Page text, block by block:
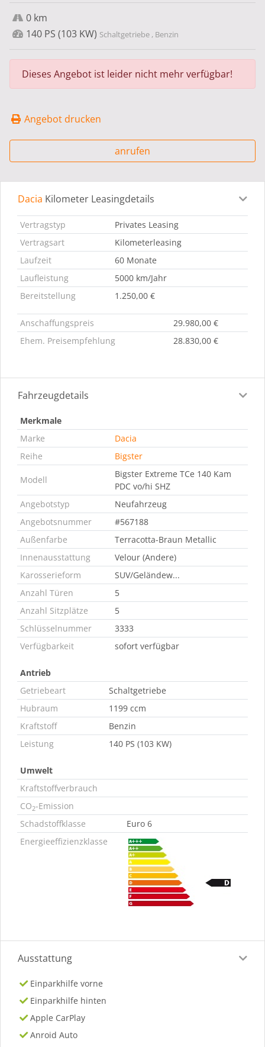
0 km
140 PS (103 KW) Schaltgetriebe , Benzin
Dieses Angebot ist leider nicht mehr verfügbar!
Angebot drucken
anrufen
Leasingdetails Fahrzeugdetails
Dacia Kilometer Leasingdetails
Vertragstyp
Privates Leasing
Vertragsart
Kilometerleasing
Laufzeit
60 Monate
Laufleistung
5000 km/Jahr
Bereitstellung
1.250,00 €
Anschaffungspreis
29.980,00 €
Ehem. Preisempfehlung
28.830,00 €
Fahrzeugdetails
Merkmale
Marke
Dacia
Reihe
Bigster
Modell
Bigster Extreme TCe 140 Kam
PDC vo/hi SHZ
Angebotstyp
Neufahrzeug
Angebotsnummer
#567188
Außenfarbe
Terracotta-Braun Metallic
Innenausstattung
Velour (Andere)
Karosserieform
SUV/Geländew...
Anzahl Türen
5
Anzahl Sitzplätze
5
Schlüsselnummer
3333
Verfügbarkeit
sofort verfügbar
Antrieb
Getriebeart
Schaltgetriebe
Hubraum
1199 ccm
Kraftstoff
Benzin
Leistung
140 PS (103 KW)
Umwelt
Kraftstoffverbrauch
CO2-Emission
Schadstoffklasse
Euro 6
Energieeffizienzklasse
Ausstattung
Einparkhilfe vorne
Einparkhilfe hinten
Apple CarPlay
Anroid Auto